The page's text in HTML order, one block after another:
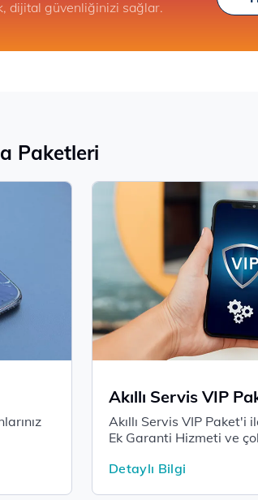
dijital güvenliğinizi sağlar.
Paketleri
Akıllı Servis VIP
Akıllı Servis VIP Paket'i
Ek Garanti Hizmeti ve
Detaylı Bilgi